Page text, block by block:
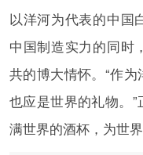
以洋河为代表的中国
中国制造实力的同时
共的博大情怀。“作
也应是世界的礼物。
满世界的酒杯，为世